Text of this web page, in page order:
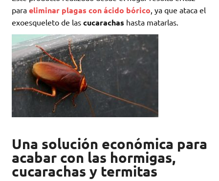
para eliminar plagas con ácido bórico , ya que ataca el
exoesqueleto de las cucarachas hasta matarlas.
Una solución económica para
acabar con las hormigas,
cucarachas y termitas